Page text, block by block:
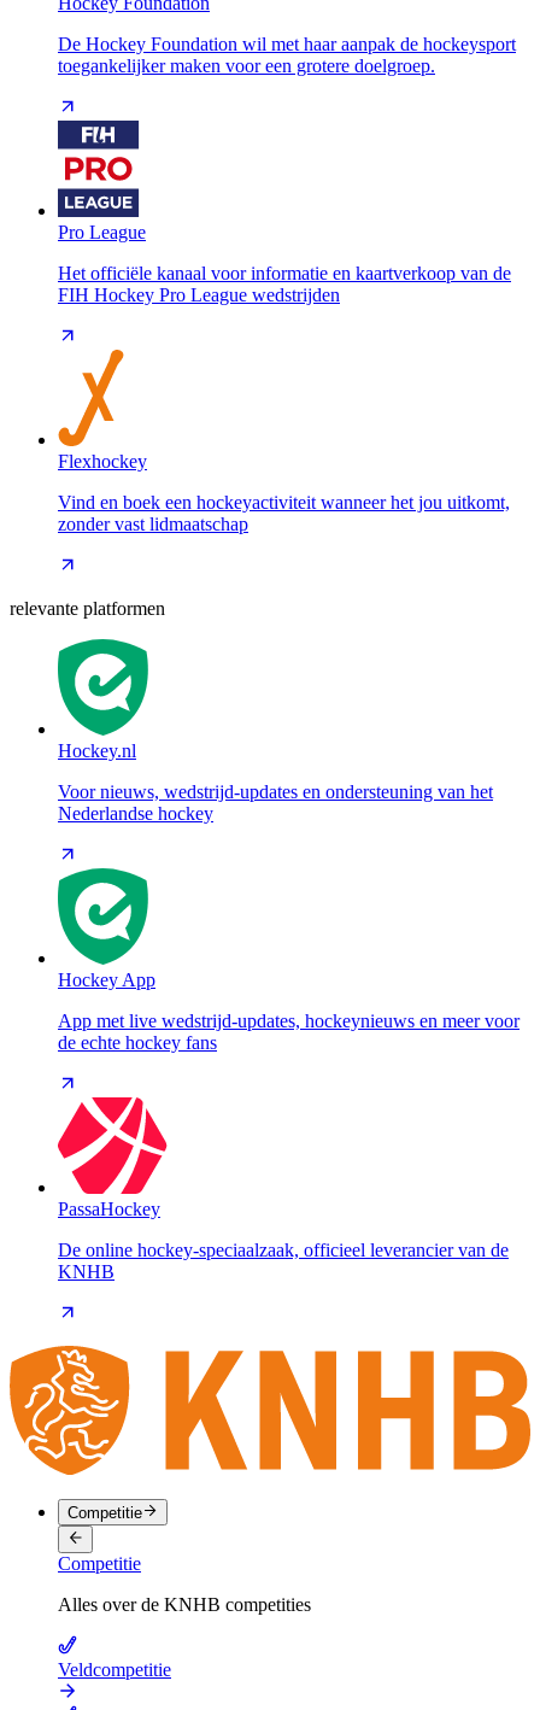
De Hockey Foundation wil met haar aanpak de hockeysport
toegankelijker maken voor een grotere doelgroep.
Pro League
Het officiële kanaal voor informatie en kaartverkoop van de
FIH Hockey Pro League wedstrijden
Flexhockey
Vind en boek een hockeyactiviteit wanneer het jou uitkomt,
zonder vast lidmaatschap
relevante platformen
Hockey.nl
Voor nieuws, wedstrijd-updates en ondersteuning van het
Nederlandse hockey
Hockey App
App met live wedstrijd-updates, hockeynieuws en meer voor
de echte hockey fans
PassaHockey
De online hockey-speciaalzaak, officieel leverancier van de
KNHB
Competitie
Competitie
Alles over de KNHB competities
Veldcompetitie